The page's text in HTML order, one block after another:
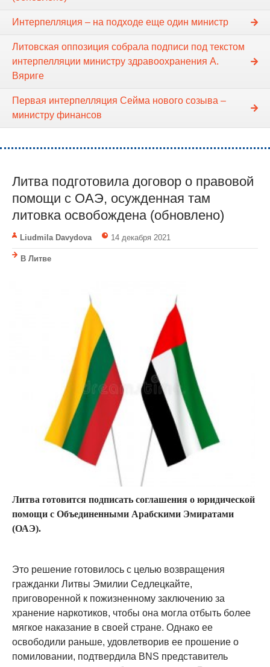
Интерпелляция – на подходе еще один министр
Литовская оппозиция собрала подписи под текстом
интерпелляции министру здравоохранения А.
Вяриге
Первая интерпелляция Сейма нового созыва –
министру финансов
Литва подготовила договор о правовой
помощи с ОАЭ, осужденная там
литовка освобождена (обновлено)
Liudmila Davydova 14 декабря 2021
В Литве
Литва готовится подписать соглашения о юридической
помощи с Объединенными Арабскими Эмиратами
(ОАЭ).
Это решение готовилось с целью возвращения
гражданки Литвы Эмилии Седлецкайте,
приговоренной к пожизненному заключению за
хранение наркотиков, чтобы она могла отбыть более
мягкое наказание в своей стране. Однако ее
освободили раньше, удовлетворив ее прошение о
помиловании, подтвердила BNS представитель